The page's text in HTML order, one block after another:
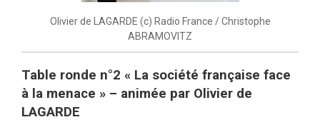
Olivier de LAGARDE (c) Radio France / Christophe
ABRAMOVITZ
Table ronde n°2 « La société française face
à la menace » – animée par Olivier de
LAGARDE